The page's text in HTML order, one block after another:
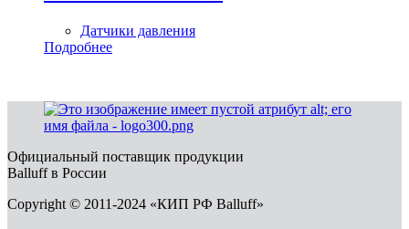
Датчики давления
Подробнее
Официальный поставщик продукции
Balluff в России
Copyright © 2011-2024 «КИП РФ Balluff»